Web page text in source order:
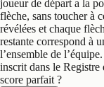
joueur de départ a la
flèche, sans toucher à
révélées et chaque
restante correspond à
l’ensemble de
inscrit dans le Registre
score parfait ?